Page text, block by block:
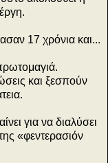
17 χρόνια και...
και ξεσπούν
για να διαλύσει
«φεντερασιόν